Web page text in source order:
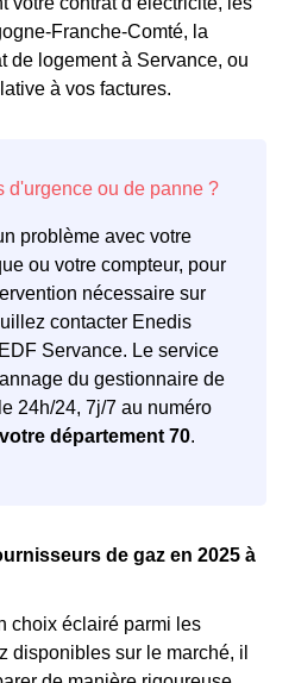
Franche-Comté, la
de logement à Servance, ou
à vos factures.
problème avec votre
ou votre compteur, pour
nécessaire sur
contacter Enedis
Servance. Le service
du gestionnaire de
24h/24, 7j/7 au numéro
département 70.
de gaz en 2025 à
choix éclairé parmi les
disponibles sur le marché, il